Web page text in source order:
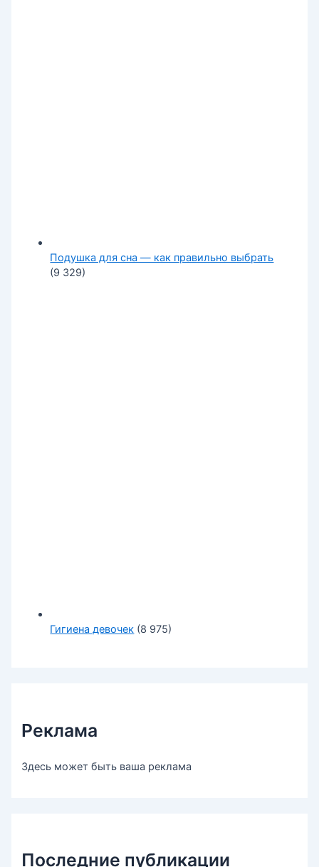
Подушка для сна — как правильно выбрать
(9 329)
Гигиена девочек (8 975)
Реклама
Здесь может быть ваша реклама
Последние публикации